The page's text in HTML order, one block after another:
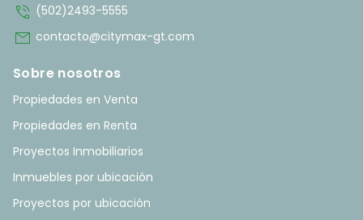
phone_in_talk (502)2493-5555
mail contacto@citymax-gt.com
Sobre nosotros
Propiedades en Venta
Propiedades en Renta
Proyectos Inmobiliarios
Inmuebles por ubicación
Proyectos por ubicación